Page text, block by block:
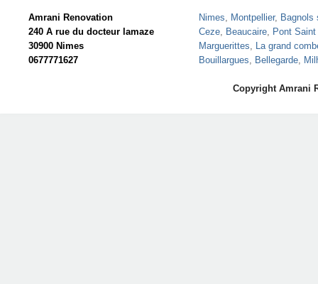
Amrani Renovation
240 A rue du docteur lamaze
30900 Nimes
0677771627
Nimes, Montpellier, Bagnols
Ceze, Beaucaire, Pont
Marguerittes, La grand
Bouillargues, Bellegarde,
Copyright Amrani